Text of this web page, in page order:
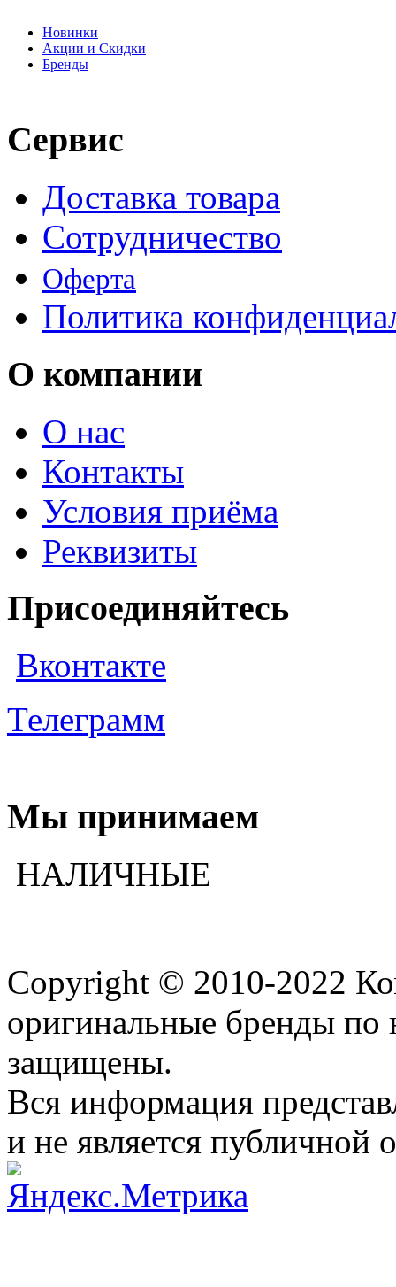
Новинки
Акции и Скидки
Бренды
Сервис
Доставка товара
Сотрудничество
Оферта
Политика
О компании
О нас
Контакты
Условия приёма
Реквизиты
Присоединяйтесь
Вконтакте
Телеграмм
Мы принимаем
НАЛИЧНЫЕ
Copyright © 2010-2022
оригинальные бренды по
защищены.
Вся информация
и не является публичной